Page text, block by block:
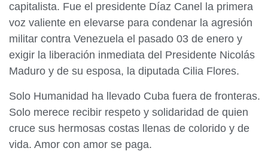
capitalista. Fue el presidente Díaz Canel la primera
voz valiente en elevarse para condenar la agresión
militar contra Venezuela el pasado 03 de enero y
exigir la liberación inmediata del Presidente Nicolás
Maduro y de su esposa, la diputada Cilia Flores.
Solo Humanidad ha llevado Cuba fuera de fronteras.
Solo merece recibir respeto y solidaridad de quien
cruce sus hermosas costas llenas de colorido y de
vida. Amor con amor se paga.